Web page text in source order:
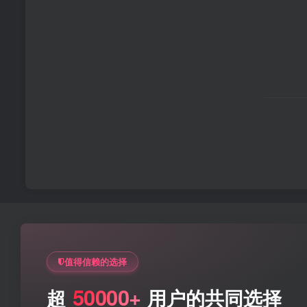
值得信赖的选择
超 50000+ 用户的共同选择